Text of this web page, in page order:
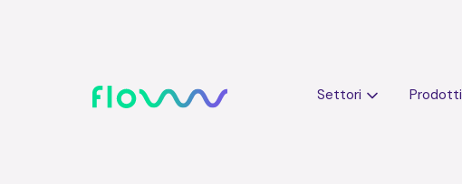
Settori Prodotti